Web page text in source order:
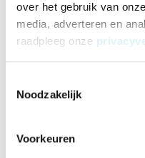
over het gebruik van
media, adverteren en
raadpleeg onze
Noodzakelijk
Voorkeuren
2x 230V, zwart-wit